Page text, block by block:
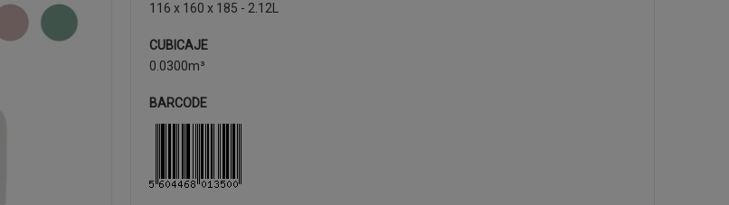
116 x 160 x 185 - 2.12L
CUBICAJE
0.0300m³
BARCODE